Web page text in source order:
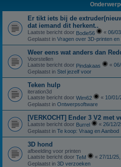
Er tikt iets bij de
dat iemand dit herkent..
Laatste bericht door Bodie56 « 06/
Geplaatst in Vragen over 3D-printen en
Weer eens wat anders dan
Voorstellen
Laatste bericht door Pindakaas «
Geplaatst in Stel jezelf voor
Teken hulp
iteration3d
Laatste bericht door Wim62 « 10/01/
Geplaatst in Ontwerpsoftware
[VERKOCHT] Ender 3 V2 met
Laatste bericht door Burrel « 26/12/
Geplaatst in Te koop: Vraag en Aanbod
3D hond
afbeelding voor printen
Laatste bericht door TeM « 27/11/
Geplaatst in 3D verzoeken